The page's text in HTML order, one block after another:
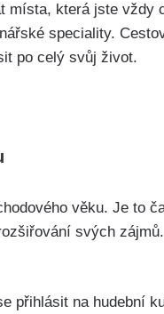
místa, která jste vždy
speciality.
po celý svůj život.
věku. Je to
svých
přihlásit na hudební